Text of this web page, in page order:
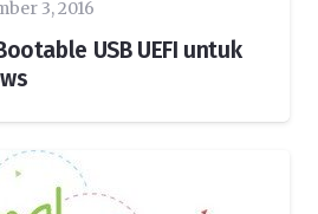
3, 2016
USB UEFI untuk